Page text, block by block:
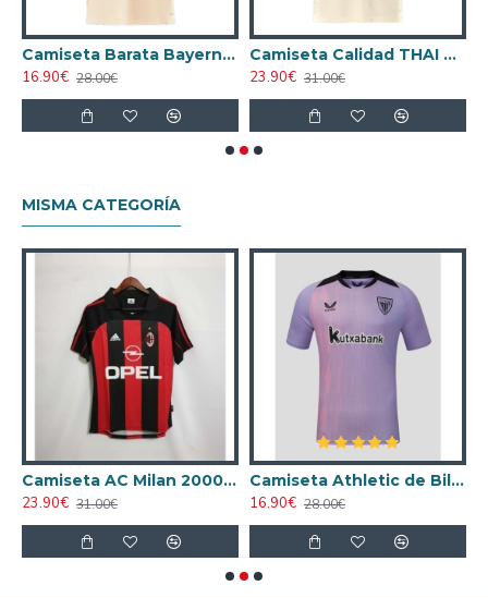
Camiseta Barata Bayern Munich Alternativo 2024/25
16.90€ 28.00€
Camiseta Calidad THAI Bayern Munich Third 2024/25 Versión Jugador
23.90€ 31.00€
MISMA CATEGORÍA
Camiseta AC Milan 2000/2001 Local Retro
23.90€ 31.00€
Camiseta Athletic de Bilbao 2024/2025 Alternativo
16.90€ 28.00€